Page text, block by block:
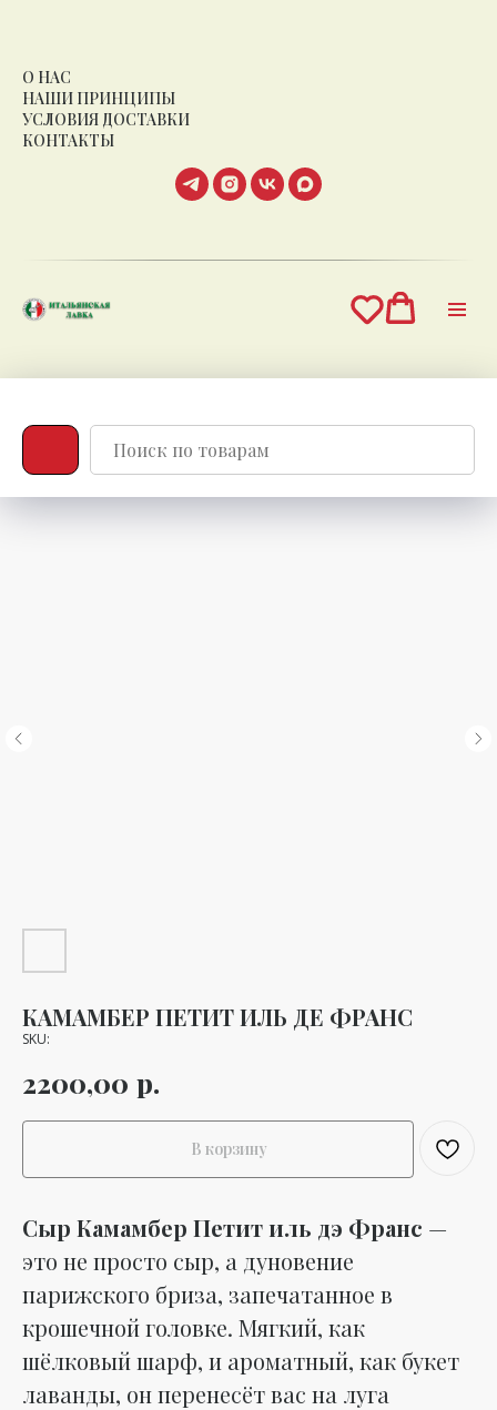
О НАС
НАШИ ПРИНЦИПЫ
УСЛОВИЯ ДОСТАВКИ
КОНТАКТЫ
КАМАМБЕР ПЕТИТ ИЛЬ ДЕ ФРАНС
SKU:
2200,00 р.
В корзину
Сыр Камамбер Петит иль дэ Франс —
это не просто сыр, а дуновение
парижского бриза, запечатанное в
крошечной головке. Мягкий, как
шёлковый шарф, и ароматный, как букет
лаванды, он перенесёт вас на луга